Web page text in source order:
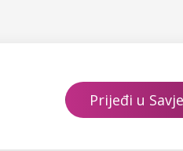
Prijeđi u